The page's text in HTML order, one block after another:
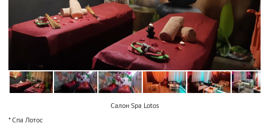
Салон Spa Lotos
* Спа Лотос